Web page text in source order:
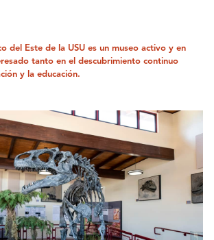
del Este de la USU es un museo activo y en
tanto en el descubrimiento continuo
y la educación.